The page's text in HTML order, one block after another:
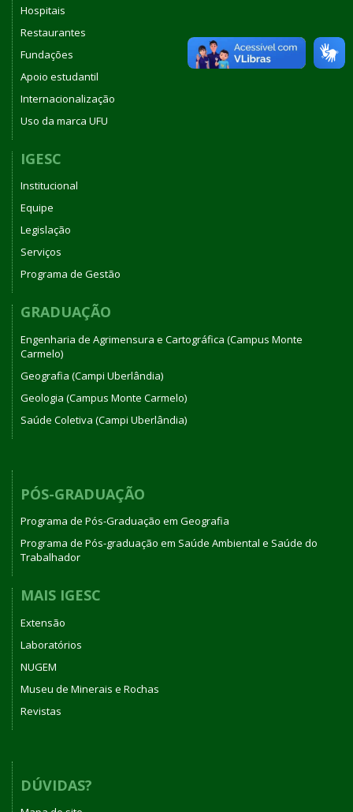
Hospitais
Restaurantes
Fundações
Apoio estudantil
Internacionalização
Uso da marca UFU
IGESC
Institucional
Equipe
Legislação
Serviços
Programa de Gestão
GRADUAÇÃO
Engenharia de Agrimensura e Cartográfica (Campus Monte
Carmelo)
Geografia (Campi Uberlândia)
Geologia (Campus Monte Carmelo)
Saúde Coletiva (Campi Uberlândia)
PÓS-GRADUAÇÃO
Programa de Pós-Graduação em Geografia
Programa de Pós-graduação em Saúde Ambiental e Saúde do
Trabalhador
MAIS IGESC
Extensão
Laboratórios
NUGEM
Museu de Minerais e Rochas
Revistas
DÚVIDAS?